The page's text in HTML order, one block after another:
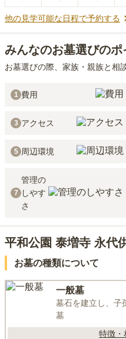
他の見学可能な日程で予約する
みんなのお墓選びのポ
お墓選びの際、家族・親族と相
1 費用
3 アクセス
5 周辺環境
7
管理の
しやす
さ
平和公園 泰増寺 永代
お墓の種類について
一般墓
墓石を建立し、子
墓
特徴・